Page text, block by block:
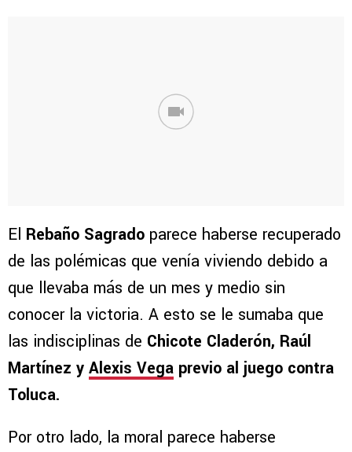
El Rebaño Sagrado parece haberse recuperado
de las polémicas que venía viviendo debido a
que llevaba más de un mes y medio sin
conocer la victoria. A esto se le sumaba que
las indisciplinas de Chicote Claderón, Raúl
Martínez y Alexis Vega previo al juego contra
Toluca.
Por otro lado, la moral parece haberse